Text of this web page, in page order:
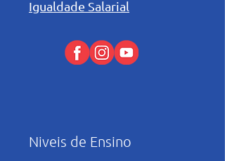
Igualdade Salarial
Niveis de Ensino